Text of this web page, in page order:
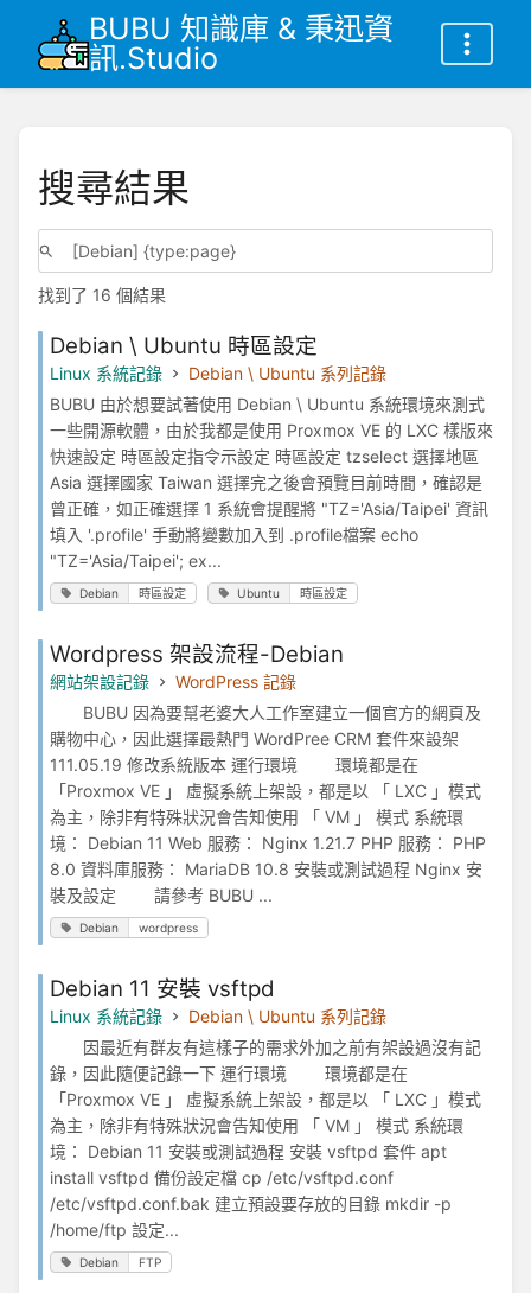
BUBU 知識庫 & 秉迅資
訊.Studio
搜尋結果
找到了 16 個結果
Debian \ Ubuntu 時區設定
Linux 系統記錄
Debian \ Ubuntu 系列記錄
BUBU 由於想要試著使用 Debian \ Ubuntu 系統環境來測式
一些開源軟體，由於我都是使用 Proxmox VE 的 LXC 樣版來
快速設定 時區設定指令示設定 時區設定 tzselect 選擇地區
Asia 選擇國家 Taiwan 選擇完之後會預覽目前時間，確認是
曾正確，如正確選擇 1 系統會提醒將 "TZ='Asia/Taipei' 資訊
填入 '.profile' 手動將變數加入到 .profile檔案 echo
"TZ='Asia/Taipei'; ex...
Debian 時區設定 Ubuntu 時區設定
Wordpress 架設流程-Debian
網站架設記錄
WordPress 記錄
BUBU 因為要幫老婆大人工作室建立一個官方的網頁及
購物中心，因此選擇最熱門 WordPree CRM 套件來設架
111.05.19 修改系統版本 運行環境 環境都是在
「Proxmox VE 」 虛擬系統上架設，都是以 「 LXC 」模式
為主，除非有特殊狀況會告知使用 「 VM 」 模式 系統環
境： Debian 11 Web 服務： Nginx 1.21.7 PHP 服務： PHP
8.0 資料庫服務： MariaDB 10.8 安裝或測試過程 Nginx 安
裝及設定 請參考 BUBU ...
Debian wordpress
Debian 11 安裝 vsftpd
Linux 系統記錄
Debian \ Ubuntu 系列記錄
因最近有群友有這樣子的需求外加之前有架設過沒有記
錄，因此隨便記錄一下 運行環境 環境都是在
「Proxmox VE 」 虛擬系統上架設，都是以 「 LXC 」模式
為主，除非有特殊狀況會告知使用 「 VM 」 模式 系統環
境： Debian 11 安裝或測試過程 安裝 vsftpd 套件 apt
install vsftpd 備份設定檔 cp /etc/vsftpd.conf
/etc/vsftpd.conf.bak 建立預設要存放的目錄 mkdir -p
/home/ftp 設定...
Debian FTP